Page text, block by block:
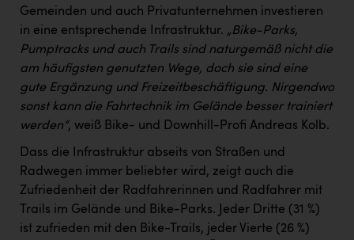
Gemeinden und auch Privatunternehmen investieren
in eine entsprechende Infrastruktur. „Bike-Parks,
Pumptracks und auch Trails sind naturgemäß nicht die
am häufigsten genutzten Wege, doch sie sind eine
gute Ergänzung und Freizeitbeschäftigung. Nirgendwo
sonst kann die Fahrtechnik im Gelände besser trainiert
werden“, weiß Bike- und Downhill-Profi Andreas Kolb.
Dass die Infrastruktur abseits von Straßen und
Radwegen immer beliebter wird, zeigt auch die
Zufriedenheit der Radfahrerinnen und Radfahrer mit
Trails im Gelände und Bike-Parks. Jeder Dritte (31 %)
ist zufrieden mit den Bike-Trails, jeder Vierte (26 %)